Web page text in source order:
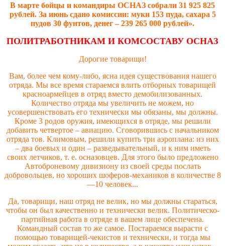
В марте бойцы и командиры ОСНАЗ собрали 31 925 825
рублей. За июнь сдано комиссии: муки 153 пуда, сахара 5
пудов 30 фунтов, денег – 239 265 000 рублей».
ПОЛИТРАБОТНИКАМ И КОМСОСТАВУ ОСНАЗ
Дорогие товарищи!
Вам, более чем кому-либо, ясна идея существования нашего
отряда. Мы все время стараемся влить отборных товарищей
красноармейцев в отряд вместо демобилизованных.
Количество отряда мы увеличить не можем, но
усовершенствовать его технически мы обязаны, мы должны.
Кроме 3 родов оружия, имеющихся в отряде, мы решили
добавить четвертое – авиацию. Сговорившись с начальником
отряда тов. Климовым, решили купить три аэроплана: из них
– два боевых и один – разведывательный, и к ним иметь
своих летчиков, т. е. осназовцев. Для этого было предложено
Автоброневому дивизиону из своей среды послать
добровольцев, но хороших шоферов-механиков в количестве 8
—10 человек...
Да, товарищи, наш отряд не велик, но мы должны стараться,
чтобы он был качественно и технически велик. Политическо-
партийная работа в отряде в вашем лице обеспечена.
Командный состав то же самое. Постараемся вырасти с
помощью товарищей-чекистов и технически, и тогда мы